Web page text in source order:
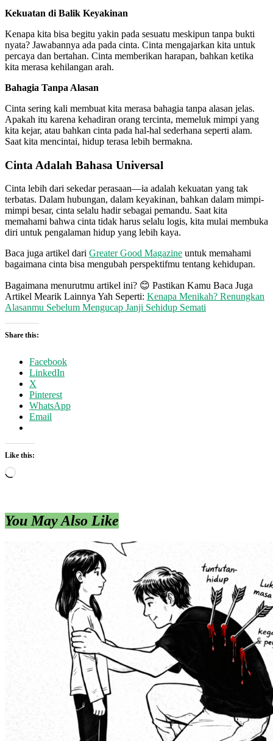
Kekuatan di Balik Keyakinan
Kenapa kita bisa begitu yakin pada sesuatu meskipun tanpa bukti
nyata? Jawabannya ada pada cinta. Cinta mengajarkan kita untuk
percaya dan bertahan. Cinta memberikan harapan, bahkan ketika
kita merasa kehilangan arah.
Bahagia Tanpa Alasan
Cinta sering kali membuat kita merasa bahagia tanpa alasan jelas.
Apakah itu karena kehadiran orang tercinta, memeluk mimpi yang
kita kejar, atau bahkan cinta pada hal-hal sederhana seperti alam.
Saat kita mencintai, hidup terasa lebih bermakna.
Cinta Adalah Bahasa Universal
Cinta lebih dari sekedar perasaan—ia adalah kekuatan yang tak
terbatas. Dalam hubungan, dalam keyakinan, bahkan dalam mimpi-
mimpi besar, cinta selalu hadir sebagai pemandu. Saat kita
memahami bahwa cinta tidak harus selalu logis, kita mulai membuka
diri untuk pengalaman hidup yang lebih kaya.
Baca juga artikel dari Greater Good Magazine untuk memahami
bagaimana cinta bisa mengubah perspektifmu tentang kehidupan.
Bagaimana menurutmu artikel ini? 😊 Pastikan Kamu Baca Juga
Artikel Mearik Lainnya Yah Seperti: Kenapa Menikah? Renungkan
Alasanmu Sebelum Mengucap Janji Sehidup Semati
Share this:
Facebook
LinkedIn
X
Pinterest
WhatsApp
Email
Like this:
Loading…
You May Also Like